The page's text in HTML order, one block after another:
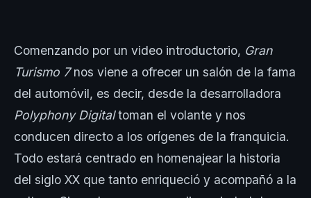
Comenzando por un video introductorio, Gran
Turismo 7nos viene a ofrecer un salón de la fama
del automóvil, es decir, desde la desarrolladora
Polyphony Digitaltoman el volante y nos
conducen directo a los orígenes de la franquicia.
Todo estará centrado en homenajear la historia
del siglo XX que tanto enriqueció y acompañó a la